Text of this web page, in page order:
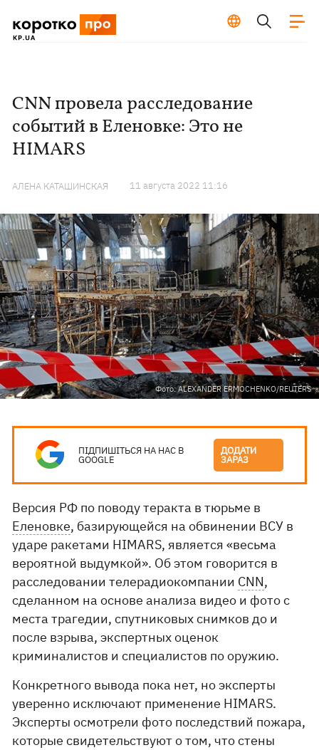
CNN провела расследование
событий в Еленовке: Это не
HIMARS
АЛЕНА КАТАШИНСКАЯ 11 августа 2022 11:16
Фото: ALEXANDER ERMOCHENKO/REUTERS
ПІДПИШІТЬСЯ НА НАС В
GOOGLE
ДОДАТИ
ЗАРАЗ
Версия РФ по поводу теракта в тюрьме в
Еленовке, базирующейся на обвинении ВСУ в
ударе ракетами HIMARS, является «весьма
вероятной выдумкой». Об этом говорится в
расследовании телерадиокомпании CNN,
сделанном на основе анализа видео и фото с
места трагедии, спутниковых снимков до и
после взрыва, экспертных оценок
криминалистов и специалистов по оружию.
Конкретного вывода пока нет, но эксперты
уверенно исключают применение HIMARS.
Эксперты осмотрели фото последствий пожара,
которые свидетельствуют о том, что стены